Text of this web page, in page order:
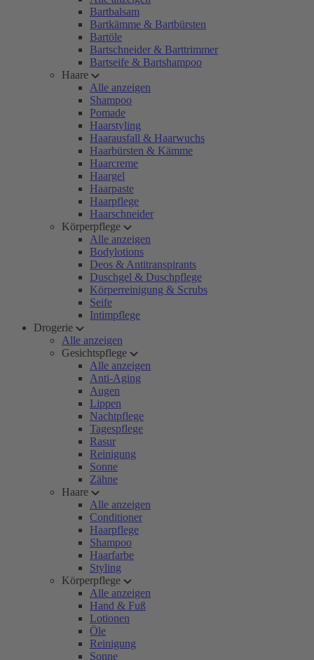
Bartbalsam
Bartkämme & Bartbürsten
Bartöle
Bartschneider & Barttrimmer
Bartseife & Bartshampoo
Haare
Alle anzeigen
Shampoo
Pomade
Haarstyling
Haarausfall & Haarwuchs
Haarbürsten & Kämme
Haarcreme
Haargel
Haarpaste
Haarpflege
Haarschneider
Körperpflege
Alle anzeigen
Bodylotions
Deos & Antitranspirants
Duschgel & Duschpflege
Körperreinigung & Scrubs
Seife
Intimpflege
Drogerie
Alle anzeigen
Gesichtspflege
Alle anzeigen
Anti-Aging
Augen
Lippen
Nachtpflege
Tagespflege
Rasur
Reinigung
Sonne
Zähne
Haare
Alle anzeigen
Conditioner
Haarpflege
Shampoo
Haarfarbe
Styling
Körperpflege
Alle anzeigen
Hand & Fuß
Lotionen
Öle
Reinigung
Sonne